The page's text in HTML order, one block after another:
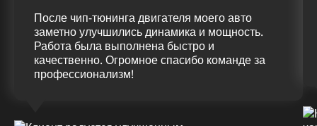
После чип-тюнинга двигателя моего авто
заметно улучшились динамика и мощность.
Работа была выполнена быстро и
качественно. Огромное спасибо команде за
профессионализм!